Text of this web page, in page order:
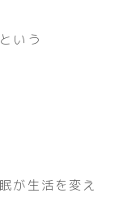
いう
が生活を変え